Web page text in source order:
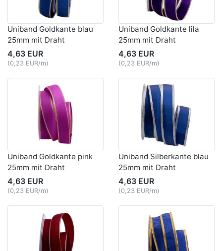
Uniband Goldkante blau
25mm mit Draht
4,63 EUR
(0,23 EUR/m)
Uniband Goldkante lila
25mm mit Draht
4,63 EUR
(0,23 EUR/m)
Uniband Goldkante pink
25mm mit Draht
4,63 EUR
(0,23 EUR/m)
Uniband Silberkante blau
25mm mit Draht
4,63 EUR
(0,23 EUR/m)